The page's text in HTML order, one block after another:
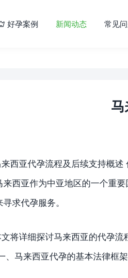
好孕案例 新闻动态 常见
西亚代孕流程及后续支持概
来西亚作为中亚地区的一个重
寻求代孕服务。
将详细探讨马来西亚的代孕
、马来西亚代孕的基本法律框